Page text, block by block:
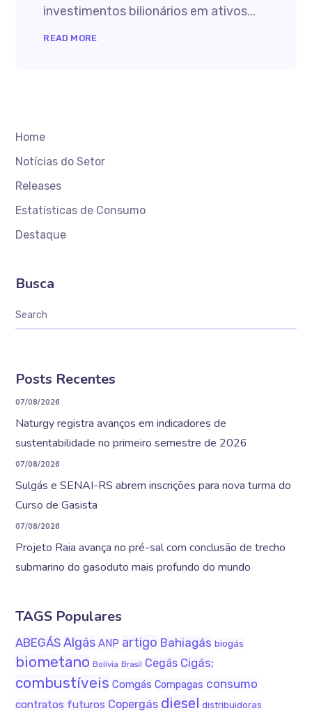
investimentos bilionários em ativos...
READ MORE
Home
Notícias do Setor
Releases
Estatísticas de Consumo
Destaque
Busca
Posts Recentes
07/08/2026
Naturgy registra avanços em indicadores de
sustentabilidade no primeiro semestre de 2026
07/08/2026
Sulgás e SENAI-RS abrem inscrições para nova turma do
Curso de Gasista
07/08/2026
Projeto Raia avança no pré-sal com conclusão de trecho
submarino do gasoduto mais profundo do mundo
TAGS Populares
ABEGÁS Algás ANP artigo Bahiagás biogás
biometano Bolívia Brasil Cegás Cigás;
combustíveis Comgás Compagas consumo
contratos futuros Copergás diesel distribuidoras